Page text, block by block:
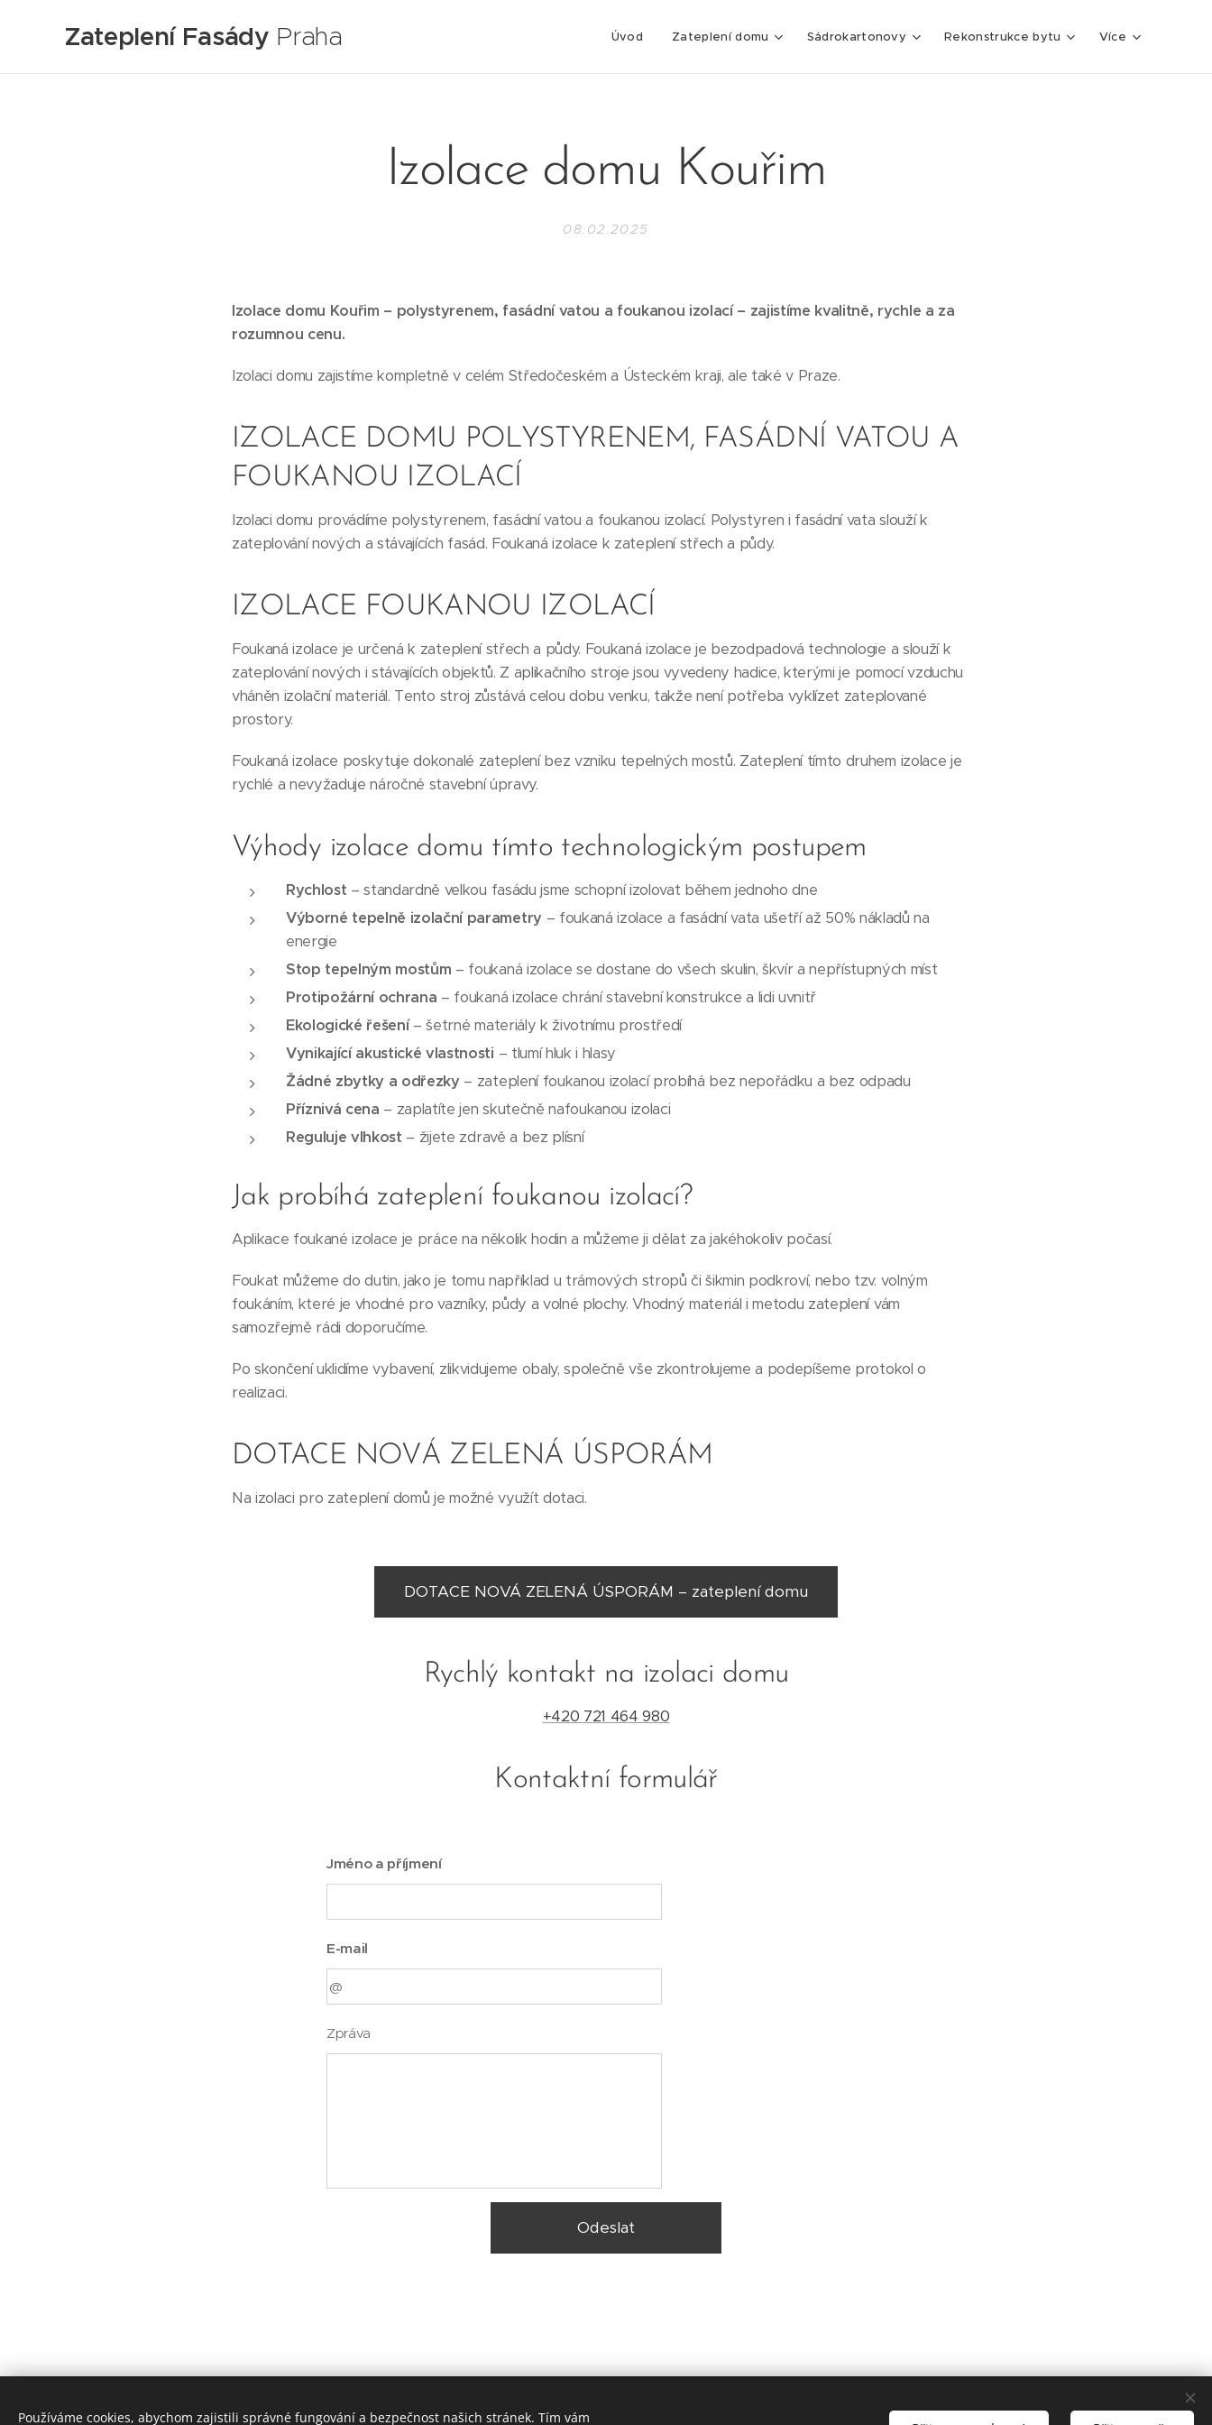
Zateplení Fasády Praha Úvod Zateplení domu Sádrokartonovy Rekonstrukce bytu Více
Izolace domu Kouřim
08.02.2025
Izolace domu Kouřim – polystyrenem, fasádní vatou a foukanou izolací – zajistíme kvalitně, rychle a za
rozumnou cenu.
Izolaci domu zajistíme kompletně v celém Středočeském a Ústeckém kraji, ale také v Praze.
IZOLACE DOMU POLYSTYRENEM, FASÁDNÍ VATOU A
FOUKANOU IZOLACÍ
Izolaci domu provádíme polystyrenem, fasádní vatou a foukanou izolací. Polystyren i fasádní vata slouží k
zateplování nových a stávajících fasád. Foukaná izolace k zateplení střech a půdy.
IZOLACE FOUKANOU IZOLACÍ
Foukaná izolace je určená k zateplení střech a půdy. Foukaná izolace je bezodpadová technologie a slouží k
zateplování nových i stávajících objektů. Z aplikačního stroje jsou vyvedeny hadice, kterými je pomocí vzduchu
vháněn izolační materiál. Tento stroj zůstává celou dobu venku, takže není potřeba vyklízet zateplované
prostory.
Foukaná izolace poskytuje dokonalé zateplení bez vzniku tepelných mostů. Zateplení tímto druhem izolace je
rychlé a nevyžaduje náročné stavební úpravy.
Výhody izolace domu tímto technologickým postupem
Rychlost – standardně velkou fasádu jsme schopní izolovat během jednoho dne
Výborné tepelně izolační parametry – foukaná izolace a fasádní vata ušetří až 50% nákladů na
energie
Stop tepelným mostům – foukaná izolace se dostane do všech skulin, škvír a nepřístupných míst
Protipožární ochrana – foukaná izolace chrání stavební konstrukce a lidi uvnitř
Ekologické řešení– šetrné materiály k životnímu prostředí
Vynikající akustické vlastnosti – tlumí hluk i hlasy
Žádné zbytky a odřezky – zateplení foukanou izolací probíhá bez nepořádku a bez odpadu
Příznivá cena – zaplatíte jen skutečně nafoukanou izolaci
Reguluje vlhkost – žijete zdravě a bez plísní
Jak probíhá zateplení foukanou izolací?
Aplikace foukané izolace je práce na několik hodin a můžeme ji dělat za jakéhokoliv počasí.
Foukat můžeme do dutin, jako je tomu například u trámových stropů či šikmin podkroví, nebo tzv. volným
foukáním, které je vhodné pro vazníky, půdy a volné plochy. Vhodný materiál i metodu zateplení vám
samozřejmě rádi doporučíme.
Po skončení uklidíme vybavení, zlikvidujeme obaly, společně vše zkontrolujeme a podepíšeme protokol o
realizaci.
DOTACE NOVÁ ZELENÁ ÚSPORÁM
Na izolaci pro zateplení domů je možné využít dotaci.
DOTACE NOVÁ ZELENÁ ÚSPORÁM – zateplení domu
Rychlý kontakt na izolaci domu
+420 721 464 980
Kontaktní formulář
Jméno a příjmení
E-mail
Zpráva
Odeslat
Používáme cookies, abychom zajistili správné fungování a bezpečnost našich stránek. Tím vám